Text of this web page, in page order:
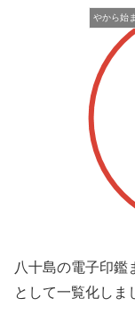
やから始
八十島の電子印鑑
として一覧化しま